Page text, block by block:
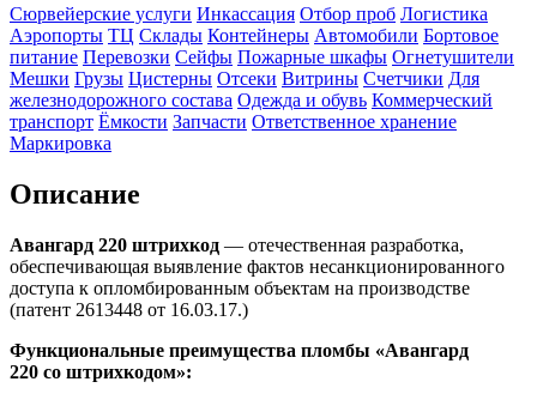
Сюрвейерские услуги Инкассация Отбор проб Логистика
Аэропорты ТЦ Склады Контейнеры Автомобили Бортовое
питание Перевозки Сейфы Пожарные шкафы Огнетушители
Мешки Грузы Цистерны Отсеки Витрины Счетчики Для
железнодорожного состава Одежда и обувь Коммерческий
транспорт Ёмкости Запчасти Ответственное хранение
Маркировка
Описание
Авангард 220 штрихкод — отечественная разработка,
обеспечивающая выявление фактов несанкционированного
доступа к опломбированным объектам на производстве
(патент 2613448 от 16.03.17.)
Функциональные преимущества пломбы «Авангард
220 со штрихкодом»: